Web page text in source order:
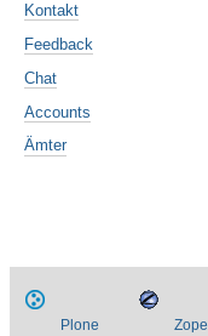
Kontakt
Feedback
Chat
Accounts
Ämter
Plone Zope